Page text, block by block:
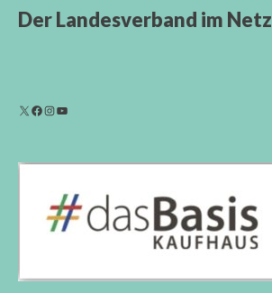
Der Landesverband im Netz